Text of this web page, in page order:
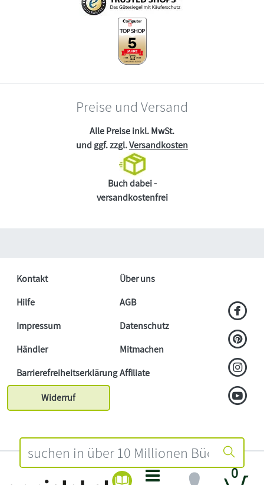
0
Preise und Versand
Alle Preise inkl. MwSt.
und ggf. zzgl.Versandkosten
Buch dabei -
versandkostenfrei
Kontakt
Über uns
Hilfe
AGB
Impressum
Datenschutz
Händler
Mitmachen
BarrierefreiheitserklärungAffiliate
Widerruf